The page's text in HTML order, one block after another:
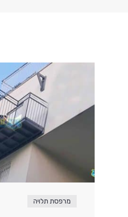
מרפסת תלויה